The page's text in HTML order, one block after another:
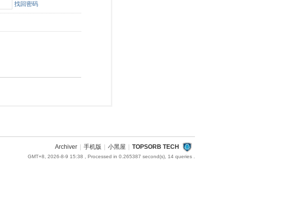
找回密码
Archiver 手机版 小黑屋 TOPSORB TECH
GMT+8, 2026-8-9 15:38 , Processed in 0.265387 second(s), 14 queries .